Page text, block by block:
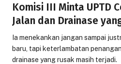
Komisi III Minta UPTD
Jalan dan Drainase
Ia menekankan jangan sampai
baru, tapi keterlambatan
drainase yang rusak masih terjadi.